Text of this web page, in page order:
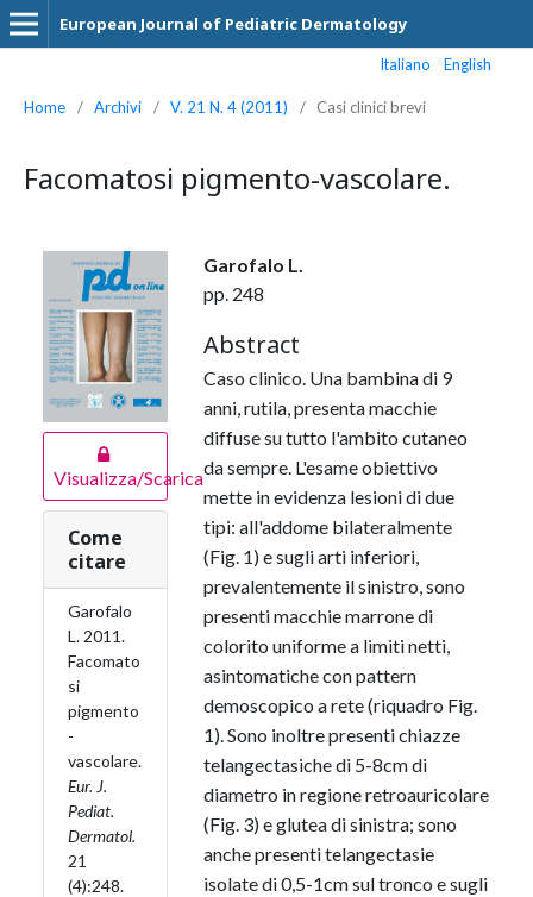
European Journal of Pediatric Dermatology
Italiano English
Home / Archivi / V. 21 N. 4 (2011) / Casi clinici brevi
Facomatosi pigmento-vascolare.
Visualizza/Scarica
Come
citare
Garofalo
L. 2011.
Facomato
si
pigmento
-
vascolare.
Eur. J.
Pediat.
Dermatol.
21
(4):248.
Garofalo L.
pp. 248
Abstract
Caso clinico. Una bambina di 9
anni, rutila, presenta macchie
diffuse su tutto l'ambito cutaneo
da sempre. L'esame obiettivo
mette in evidenza lesioni di due
tipi: all'addome bilateralmente
(Fig. 1) e sugli arti inferiori,
prevalentemente il sinistro, sono
presenti macchie marrone di
colorito uniforme a limiti netti,
asintomatiche con pattern
demoscopico a rete (riquadro Fig.
1). Sono inoltre presenti chiazze
telangectasiche di 5-8cm di
diametro in regione retroauricolare
(Fig. 3) e glutea di sinistra; sono
anche presenti telangectasie
isolate di 0,5-1cm sul tronco e sugli